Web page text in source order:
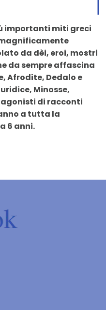
importanti miti greci
da dèi, eroi, mostri
da sempre affascina
Afrodite, Dedalo e
Minosse,
di racconti
a tutta la
6 anni.